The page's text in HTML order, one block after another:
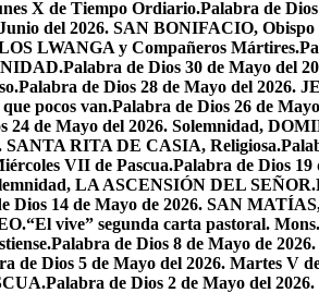
X de Tiempo Ordiario.Palabra de
del 2026. SAN BONIFACIO,
LWANGA y Compañeros Mártires.
Palabra de Dios 30 de Mayo del
Palabra de Dios 28 de Mayo del 2026.
pocos van.Palabra de Dios 26 de
24 de Mayo del 2026. Solemnidad,
SANTA RITA DE CASIA, Religiosa.
VII de Pascua.Palabra de Dios 19
LA ASCENSIÓN DEL SEÑOR.
Dios 14 de Mayo de 2026. SAN
“El vive” segunda carta pastoral.
Palabra de Dios 8 de Mayo de
de Dios 5 de Mayo del 2026. Martes V
Palabra de Dios 2 de Mayo del